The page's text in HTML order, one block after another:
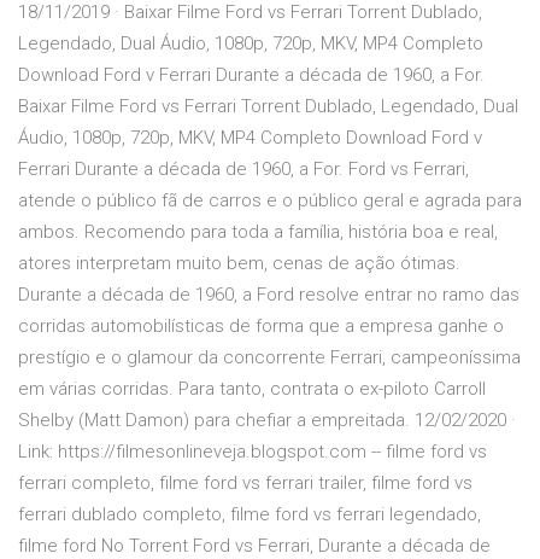
18/11/2019 · Baixar Filme Ford vs Ferrari Torrent Dublado,
Legendado, Dual Áudio, 1080p, 720p, MKV, MP4 Completo
Download Ford v Ferrari Durante a década de 1960, a For.
Baixar Filme Ford vs Ferrari Torrent Dublado, Legendado, Dual
Áudio, 1080p, 720p, MKV, MP4 Completo Download Ford v
Ferrari Durante a década de 1960, a For. Ford vs Ferrari,
atende o público fã de carros e o público geral e agrada para
ambos. Recomendo para toda a família, história boa e real,
atores interpretam muito bem, cenas de ação ótimas.
Durante a década de 1960, a Ford resolve entrar no ramo das
corridas automobilísticas de forma que a empresa ganhe o
prestígio e o glamour da concorrente Ferrari, campeoníssima
em várias corridas. Para tanto, contrata o ex-piloto Carroll
Shelby (Matt Damon) para chefiar a empreitada. 12/02/2020 ·
Link: https://filmesonlineveja.blogspot.com -- filme ford vs
ferrari completo, filme ford vs ferrari trailer, filme ford vs
ferrari dublado completo, filme ford vs ferrari legendado,
filme ford No Torrent Ford vs Ferrari, Durante a década de